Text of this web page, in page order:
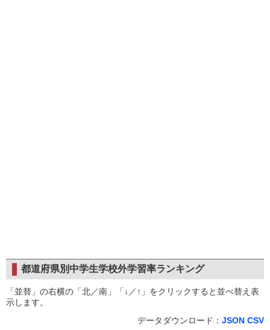
都道府県別中学生学校外学習率ランキング
「並替」の右横の「北／南」「↓／↑」をクリックすると並べ替え表
示します。
データダウンロード： JSON CSV